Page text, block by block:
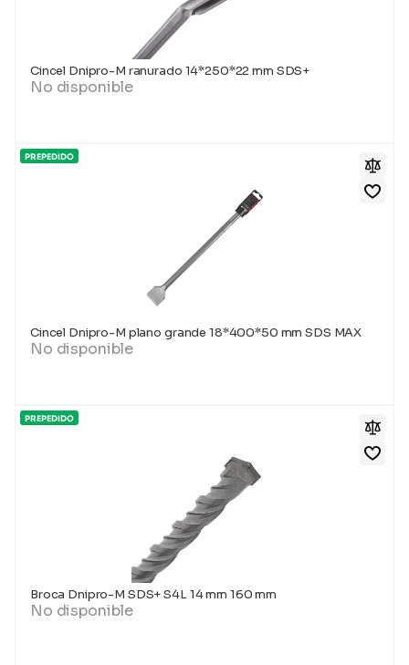
Cincel Dnipro-M ranurado 14*250*22 mm SDS+
No disponible
PREPEDIDO
Cincel Dnipro-M plano grande 18*400*50 mm SDS MAX
No disponible
PREPEDIDO
Broca Dnipro-M SDS+ S4L 14 mm 160 mm
No disponible